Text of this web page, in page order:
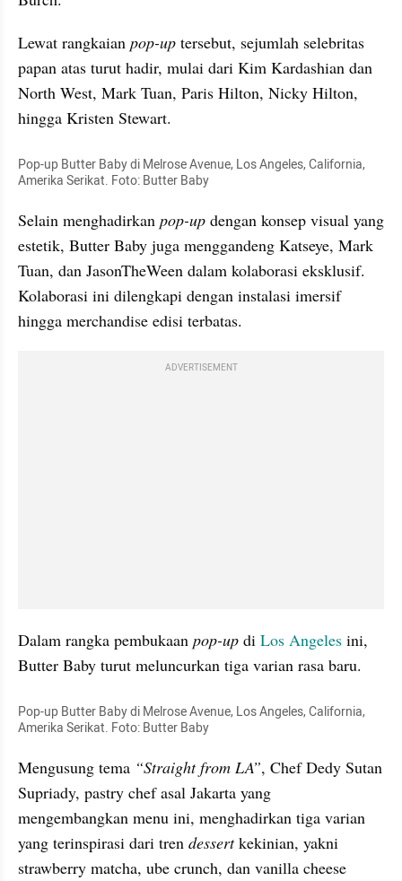
Lewat rangkaian pop-up tersebut, sejumlah selebritas
papan atas turut hadir, mulai dari Kim Kardashian dan
North West, Mark Tuan, Paris Hilton, Nicky Hilton,
hingga Kristen Stewart.
Pop-up Butter Baby di Melrose Avenue, Los Angeles, California,
Amerika Serikat. Foto: Butter Baby
Selain menghadirkan pop-up dengan konsep visual yang
estetik, Butter Baby juga menggandeng Katseye, Mark
Tuan, dan JasonTheWeen dalam kolaborasi eksklusif.
Kolaborasi ini dilengkapi dengan instalasi imersif
hingga merchandise edisi terbatas.
ADVERTISEMENT
Dalam rangka pembukaan pop-up di Los Angeles ini,
Butter Baby turut meluncurkan tiga varian rasa baru.
Pop-up Butter Baby di Melrose Avenue, Los Angeles, California,
Amerika Serikat. Foto: Butter Baby
Mengusung tema “Straight from LA”, Chef Dedy Sutan
Supriady, pastry chef asal Jakarta yang
mengembangkan menu ini, menghadirkan tiga varian
yang terinspirasi dari tren dessert kekinian, yakni
strawberry matcha, ube crunch, dan vanilla cheese